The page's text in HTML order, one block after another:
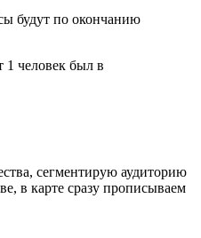
будут по окончанию
1 человек был в
сегментирую аудиторию
в карте сразу прописываем